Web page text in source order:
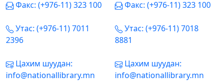
Факс: (+976-11) 323 100
Утас: (+976-11) 7011
2396
Цахим шуудан:
info@nationallibrary.mn
Факс: (+976-11) 323 100
Утас: (+976-11) 7018
8881
Цахим шуудан:
info@nationallibrary.mn